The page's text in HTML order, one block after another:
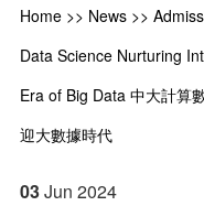
Home>> News>>
Data Science Nurturing
Era of Big Data 中大計算
迎大數據時代
03Jun 2024